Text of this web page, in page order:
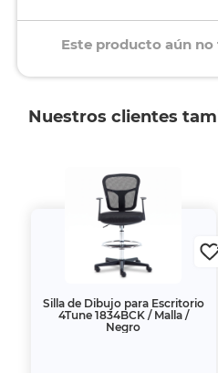
Este producto aún
Nuestros clientes
Silla de Dibujo para Escritorio
4Tune 1834BCK / Malla /
Negro